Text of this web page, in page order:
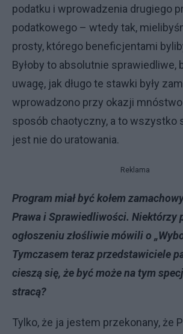
podatku i wprowadzenia drugiego
podatkowego – wtedy tak,
prosty, którego beneficjentami
Byłoby to absolutnie sprawiedliwe,
uwagę, jak długo te stawki były
wprowadzono przy okazji
sposób chaotyczny, a to wszystko
jest nie do uratowania.
Reklama
Program miał być kołem
Prawa i Sprawiedliwości. Niektórzy
ogłoszeniu złośliwie mówili o
Tymczasem teraz przedstawiciele
cieszą się, że być może na tym
stracą?
Tylko, że ja jestem przekonany, że